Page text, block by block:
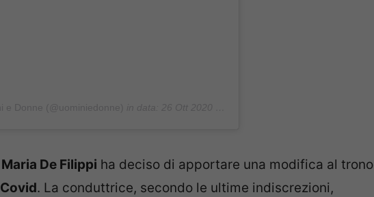
Maria De Filippi ha deciso di apportare una modifica al trono
Covid. La conduttrice, secondo le ultime indiscrezioni,